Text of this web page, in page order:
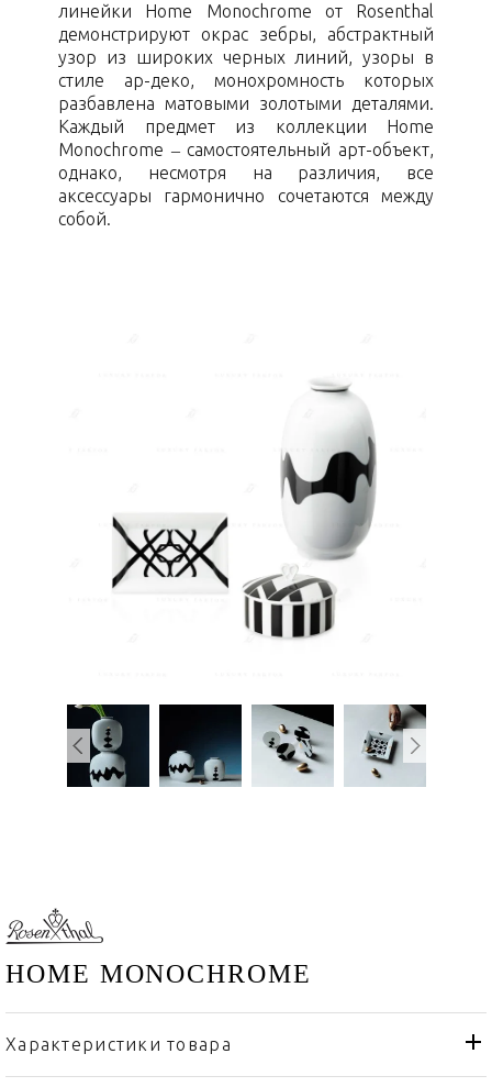
линейки Home Monochrome от Rosenthal
демонстрируют окрас зебры, абстрактный
узор из широких черных линий, узоры в
стиле ар-деко, монохромность которых
разбавлена матовыми золотыми деталями.
Каждый предмет из коллекции Home
Monochrome – самостоятельный арт-объект,
однако, несмотря на различия, все
аксессуары гармонично сочетаются между
собой.
HOME MONOCHROME
Характеристики товара
Бренд
Rosenthal